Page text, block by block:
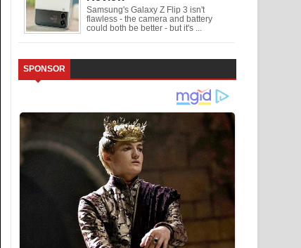
Samsung's Galaxy Z Flip 3 isn't
flawless - the camera and battery
could both be better - but it's ...
SPONSOR